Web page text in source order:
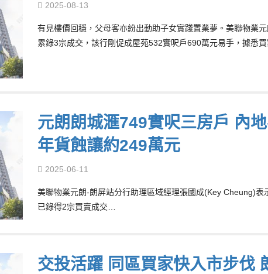
2025-08-13
有見樓價回穩，父母客亦紛出動助子女實踐置業夢。美聯物業
累錄3宗成交，該行剛促成屋苑532實呎戶690萬元易手，據悉
元朗朗城滙749實呎三房戶 內
年貨蝕讓約249萬元
2025-06-11
美聯物業元朗-朗屏站分行助理區域經理張國成(Key Cheung)
已錄得2宗買賣成交…
交投活躍 同區買家快入市步伐